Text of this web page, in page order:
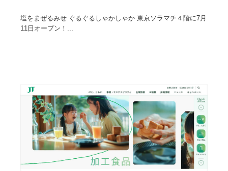
塩をまぜるみせ ぐるぐるしゃかしゃか 東京ソラマチ４階に7月
11日オープン！...